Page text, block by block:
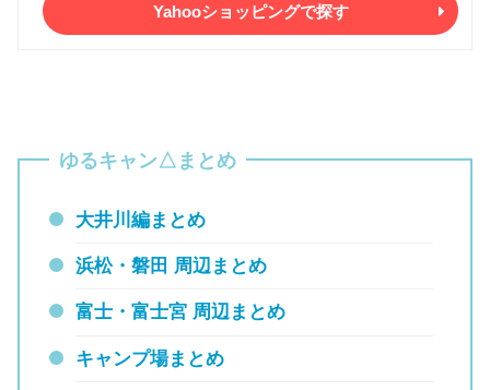
Yahooショッピングで探す
ゆるキャン△まとめ
大井川編まとめ
浜松・磐田 周辺まとめ
富士・富士宮 周辺まとめ
キャンプ場まとめ